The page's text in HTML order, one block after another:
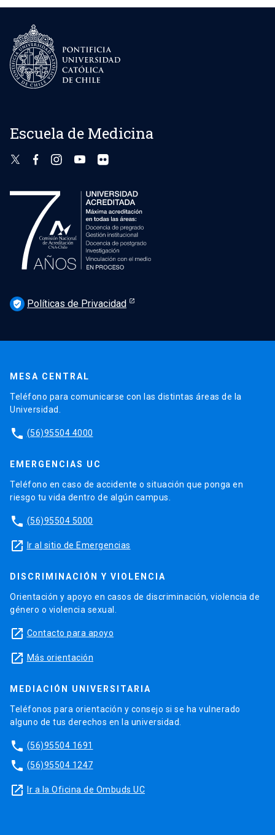
Escuela de Medicina
verified_user Políticas de Privacidad
MESA CENTRAL
Teléfono para comunicarse con las distintas áreas de la
Universidad.
phone (56)95504 4000
EMERGENCIAS UC
Teléfono en caso de accidente o situación que ponga en
riesgo tu vida dentro de algún campus.
phone (56)95504 5000
launch Ir al sitio de Emergencias
DISCRIMINACIÓN Y VIOLENCIA
Orientación y apoyo en casos de discriminación, violencia de
género o violencia sexual.
launch Contacto para apoyo
launch Más orientación
MEDIACIÓN UNIVERSITARIA
Teléfonos para orientación y consejo si se ha vulnerado
alguno de tus derechos en la universidad.
phone (56)95504 1691
phone (56)95504 1247
launch Ir a la Oficina de Ombuds UC